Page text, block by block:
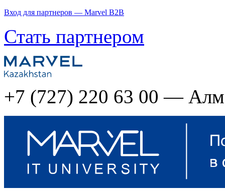
Вход для партнеров — Marvel B2B
Стать партнером
+7 (727) 220 63 00 —